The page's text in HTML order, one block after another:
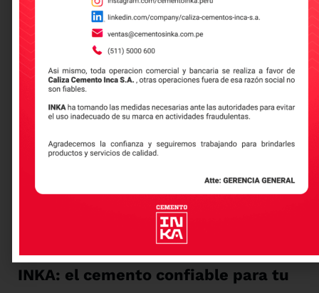
materiales disponibles localmente,
fomentando la economía local.
Emplea técnicas de construcción conocidas y
accesibles para la mano de obra local.
Desventajas de la construcción tradicional
Los métodos tradicionales suelen requerir
muchos procesos son manuales.
La construcción in situ puede generar más
Los edificios construidos con métodos
tradicionales pueden requerir más
mantenimiento debido a la variabilidad en la
calidad de la construcción.
INKA: el cemento confiable para tu